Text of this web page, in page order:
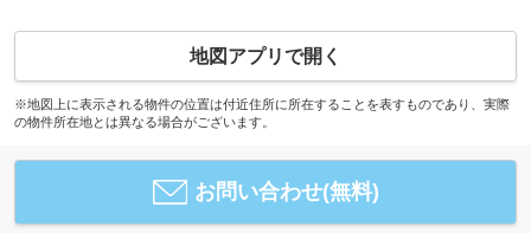
地図アプリで開く
※地図上に表示される物件の位置は付近住所に所在することを表すものであり、実際
の物件所在地とは異なる場合がございます。
お問い合わせ(無料)